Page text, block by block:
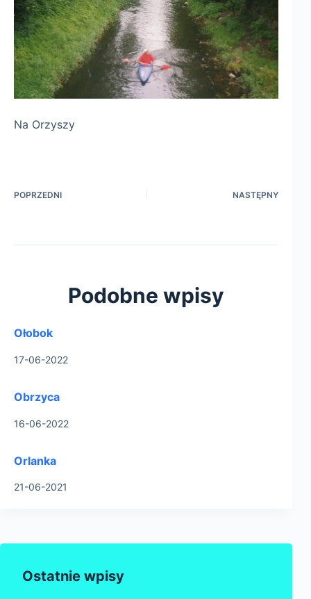
Na Orzyszy
POPRZEDNI NASTĘPNY
Podobne wpisy
Ołobok
17-06-2022
Obrzyca
16-06-2022
Orlanka
21-06-2021
Ostatnie wpisy